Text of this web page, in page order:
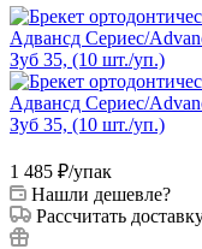
1 485 ₽/упак
Нашли дешевле?
Рассчитать